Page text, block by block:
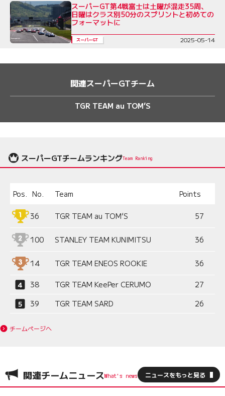
スーパーGT第4戦富士は土曜が混走35周、
日曜はクラス別50分のスプリントと初めての
フォーマットに
スーパーGT 2025-05-14
関連スーパーGTチーム
TGR TEAM au TOM’S
スーパーGTチームランキングTeam Ranking
Pos. No. Team Points
36 TGR TEAM au TOM’S 57
100 STANLEY TEAM KUNIMITSU 36
14 TGR TEAM ENEOS ROOKIE 36
38 TGR TEAM KeePer CERUMO
27
39
TGR TEAM SARD 26
チームページへ
関連チームニュース ニュースをもっと見る